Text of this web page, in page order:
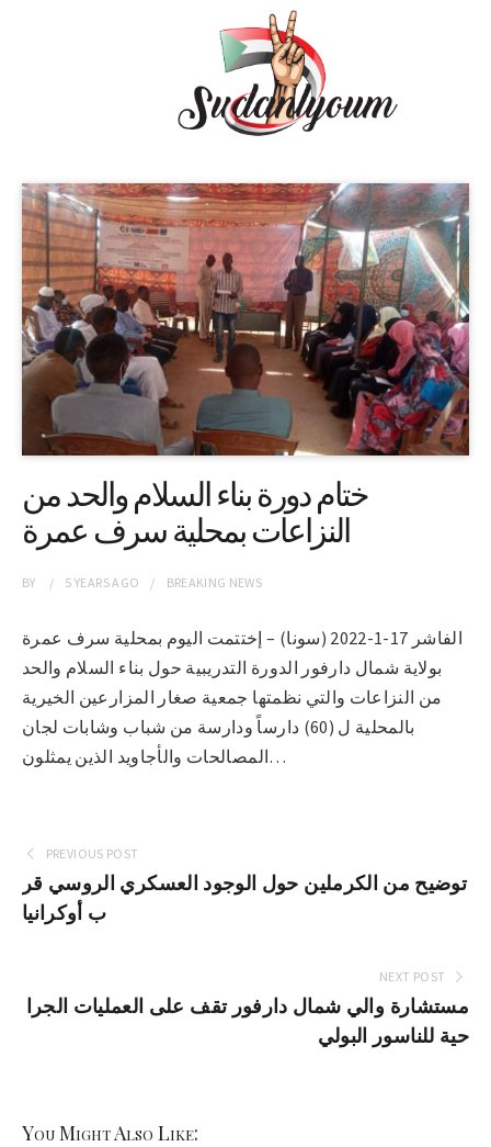
ختام دورة بناء السلام والحد من
النزاعات بمحلية سرف عمرة
BY 5 YEARSAGO BREAKING NEWS
الفاشر 17-1-2022 (سونا) – إختتمت اليوم بمحلية سرف عمرة
بولاية شمال دارفور الدورة التدريبية حول بناء السلام والحد
من النزاعات والتي نظمتها جمعية صغار المزارعين الخيرية
بالمحلية ل (60) دارساً ودارسة من شباب وشابات لجان
المصالحات والأجاويد الذين يمثلون…
PREVIOUS POST
توضيح من الكرملين حول الوجود العسكري الروسي قر
ب أوكرانيا
NEXT POST
مستشارة والي شمال دارفور تقف على العمليات الجرا
حية للناسور البولي
You Might Also Like: